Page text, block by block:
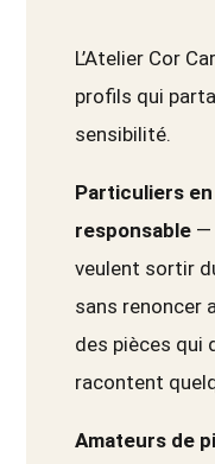
L’Atelier Cor
profils qui
sensibilité.
Particuliers
responsable—
veulent sortir
sans renoncer
des pièces qui
racontent
Amateurs de